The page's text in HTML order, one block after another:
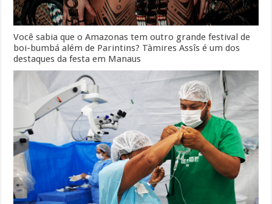
Você sabia que o Amazonas tem outro grande festival de
boi-bumbá além de Parintins? Tàmires Assîs é um dos
destaques da festa em Manaus